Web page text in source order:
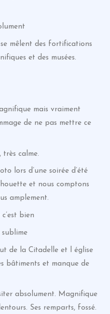
mêlent des fortifications
et des musées.
mais vraiment
de ne pas mettre ce
très calme.
lors d’une soirée d’été
et nous comptons
amplement.
bien
de la Citadelle et l église
bâtiments et manque de
absolument. Magnifique
Ses remparts, fossé.